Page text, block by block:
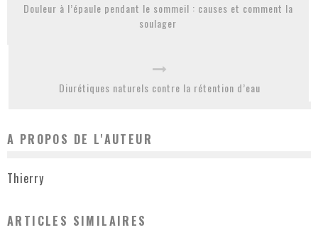
Douleur à l’épaule pendant le sommeil : causes et comment la
soulager
Diurétiques naturels contre la rétention d’eau
A PROPOS DE L'AUTEUR
Thierry
ARTICLES SIMILAIRES